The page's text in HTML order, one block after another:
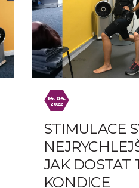
14. 04.
2022
STIMULACE
JAK DOSTAT
KONDICE